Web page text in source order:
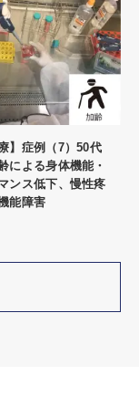
】症例（7）50代
よる身体機能・
ンス低下、慢性疼
能障害